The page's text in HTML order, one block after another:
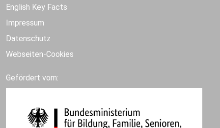
English Key Facts
Impressum
Datenschutz
Webseiten-Cookies
Gefördert vom: